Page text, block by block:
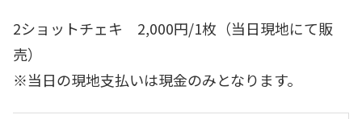
2ショットチェキ 2,000円/1枚（当日現地にて販
売）
※当日の現地支払いは現金のみとなります。